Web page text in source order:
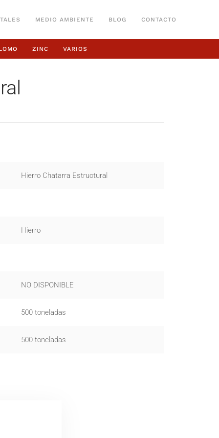
MEDIO AMBIENTE BLOG CONTACTO
ZINC VARIOS
Hierro Chatarra Estructural
Hierro
NO DISPONIBLE
500 toneladas
500 toneladas